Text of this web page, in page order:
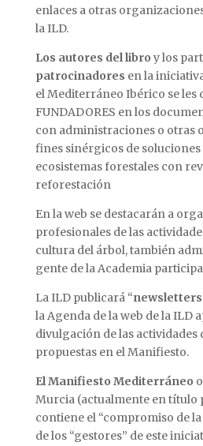
enlaces a otras
la ILD.
Los autores del libro y los
patrocinadores en la
el Mediterráneo Ibérico se les
FUNDADORES en los
con administraciones o otras
fines sinérgicos de
ecosistemas forestales con
reforestación
En la web se destacarán a
profesionales de las
cultura del árbol, también
gente de la Academia
La ILD publicará “
la Agenda de la web de la ILD
divulgación de las actividades
propuestas en el Manifiesto.
El Manifiesto Mediterráneo
Murcia (actualmente en título
contiene el “compromiso de
de los “gestores” de este